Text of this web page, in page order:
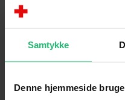
Samtykke
Denne hjemmeside
titlen som bordkort.
påskeæg i min stue,
fine påskeæg i mange
tiden, så er du ikke til at
påskeæg ind i dit hjem.